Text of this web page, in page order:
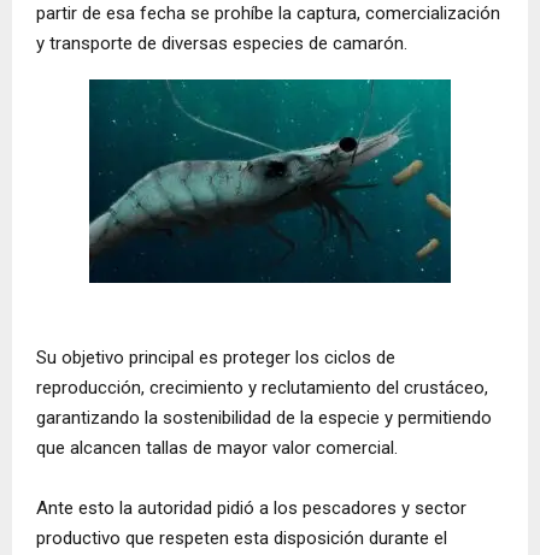
partir de esa fecha se prohíbe la captura, comercialización
y transporte de diversas especies de camarón.
Su objetivo principal es proteger los ciclos de
reproducción, crecimiento y reclutamiento del crustáceo,
garantizando la sostenibilidad de la especie y permitiendo
que alcancen tallas de mayor valor comercial.
Ante esto la autoridad pidió a los pescadores y sector
productivo que respeten esta disposición durante el